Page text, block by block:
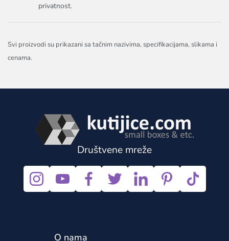
privatnost.
Svi proizvodi su prikazani sa tačnim nazivima, specifikacijama, slikama i
cenama.
Društvene mreže
O nama